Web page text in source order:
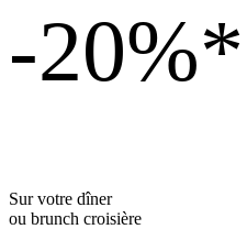
-20%*
Sur votre dîner
ou brunch croisière